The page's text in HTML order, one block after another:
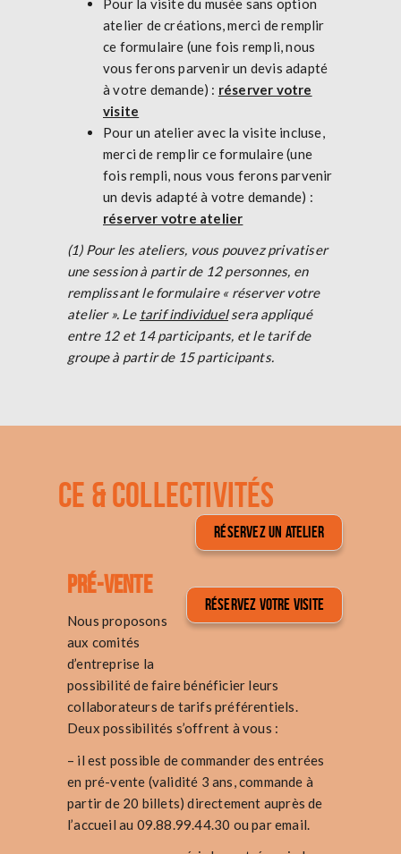
Pour la visite du musée sans option
atelier de créations, merci de remplir
ce formulaire (une fois rempli, nous
vous ferons parvenir un devis adapté
à votre demande) : réserver votre
visite
Pour un atelier avec la visite incluse,
merci de remplir ce formulaire (une
fois rempli, nous vous ferons parvenir
un devis adapté à votre demande) :
réserver votre atelier
(1) Pour les ateliers, vous pouvez privatiser
une session à partir de 12 personnes, en
remplissant le formulaire « réserver votre
atelier ». Le tarif individuelsera appliqué
entre 12 et 14 participants, et le tarif de
groupe à partir de 15 participants.
CE & COLLECTIVITÉS
RÉSERVEZ UN ATELIER
RÉSERVEZ VOTRE VISITE
Pré-vente
Nous proposons
aux comités
d’entreprise la
possibilité de faire bénéficier leurs
collaborateurs de tarifs préférentiels.
Deux possibilités s’offrent à vous :
– il est possible de commander des entrées
en pré-vente (validité 3 ans, commande à
partir de 20 billets) directement auprès de
l’accueil au 09.88.99.44.30 ou paremail.